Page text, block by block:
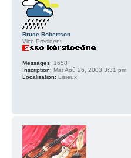
Bruce Robertson
Vice-Président
Messages: 1658
Inscription: Mar Aoû 26, 2003 3:31 pm
Localisation: Lisieux